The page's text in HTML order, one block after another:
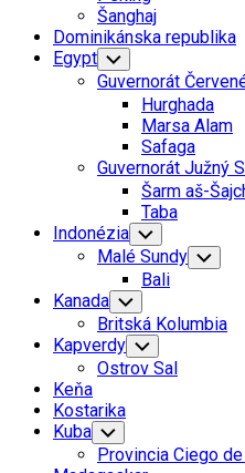
Šanghaj
Dominikánska republika
Egypt Toggle
Child
Menu
Guvernorát
Hurghada
Marsa Alam
Safaga
Guvernorát Južný
Šarm aš-
Taba
Indonézia Toggle
Child
Menu
Malé Sundy Toggle
Child
Bali
Kanada Toggle
Child
Menu
Britská Kolumbia
Kapverdy Toggle
Child
Menu
Ostrov Sal
Keňa
Kostarika
Kuba Toggle
Child
Menu
Provincia Ciego